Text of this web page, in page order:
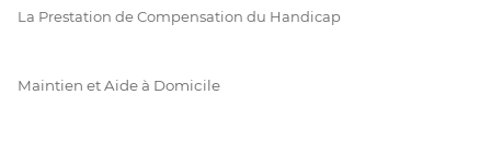
La Prestation de Compensation du Handicap
Maintien et Aide à Domicile